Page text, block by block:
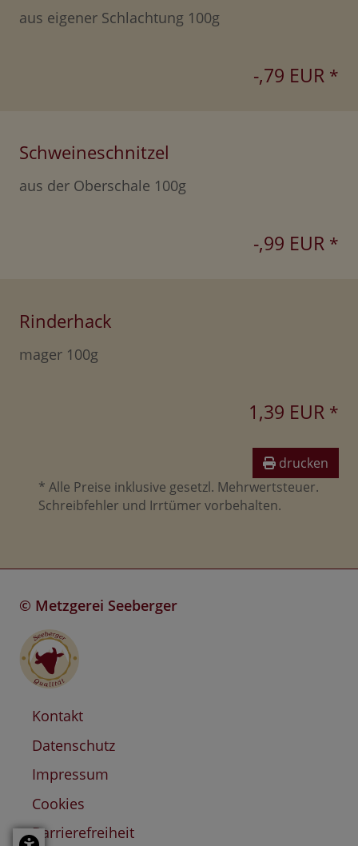
aus eigener Schlachtung 100g
-,79 EUR *
Schweineschnitzel
aus der Oberschale 100g
-,99 EUR *
Rinderhack
mager 100g
1,39 EUR *
drucken
* Alle Preise inklusive gesetzl. Mehrwertsteuer.
Schreibfehler und Irrtümer vorbehalten.
© Metzgerei Seeberger
Kontakt
Datenschutz
Impressum
Cookies
Barrierefreiheit